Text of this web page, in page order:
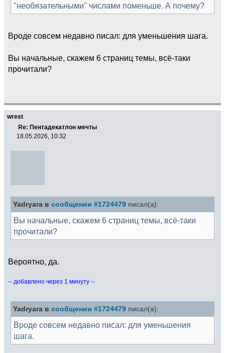
"необязательными" числами поменьше. А почему?
Вроде совсем недавно писал: для уменьшения шага.
Вы начальные, скажем 6 страниц темы, всё-таки
прочитали?
wrest
Re: Пентадекатлон мечты
18.05.2026, 10:32
Yadryara в сообщении #1724479 писал(а):
Вы начальные, скажем 6 страниц темы, всё-таки
прочитали?
Вероятно, да.
-- добавлено через 1 минуту --
Yadryara в сообщении #1724479 писал(а):
Вроде совсем недавно писал: для уменьшения
шага.